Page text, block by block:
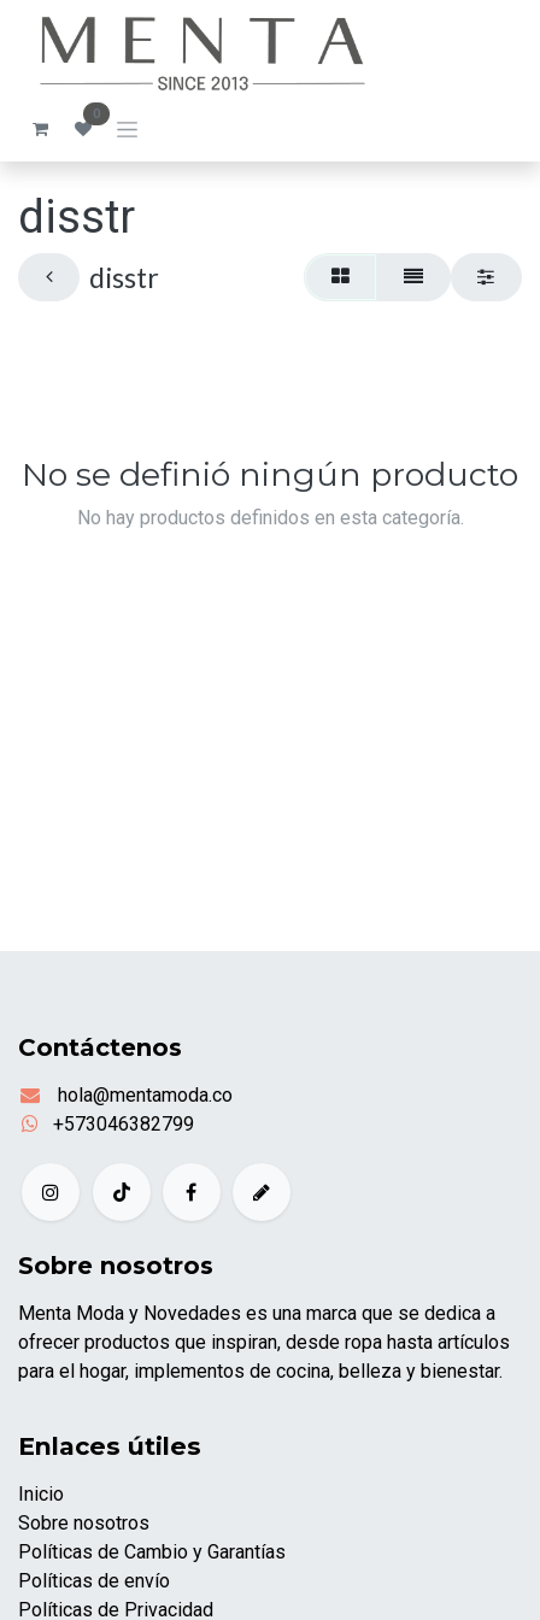
Ir al contenido
0
disstr
disstr
No se definió ningún producto
No hay productos definidos en esta categoría.
Contáctenos
hola@mentamoda.co
+573046382799
Sobre nosotros
Menta Moda y Novedades es una marca que se dedica a
ofrecer productos que inspiran, desde ropa hasta artículos
para el hogar, implementos de cocina, belleza y bienestar.
Enlaces útiles
Inicio
Sobre nosotros
Políticas de Cambio y Garantías
Políticas de envío
Políticas de Privacidad